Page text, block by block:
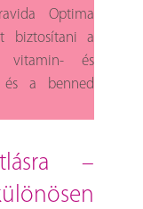
Optima
biztosítani a
vitamin- és
és a benned